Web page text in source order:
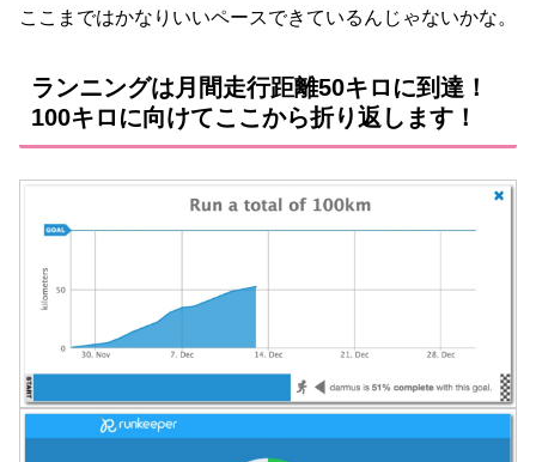
ここまではかなりいいペースできているんじゃないかな。
ランニングは月間走行距離50キロに到達！
100キロに向けてここから折り返します！